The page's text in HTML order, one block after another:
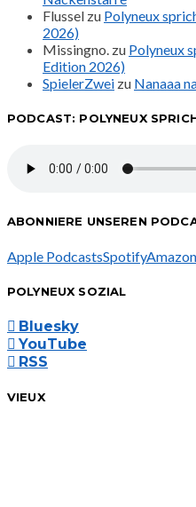
Flussel zu Polyneux
2026)
Missingno. zu Polyneux
Edition 2026)
SpielerZwei zu Nanaaa
PODCAST: POLYNEUX
ABONNIERE UNSEREN
Apple PodcastsSpotify
POLYNEUX SOZIAL
Bluesky
YouTube
RSS
VIEUX